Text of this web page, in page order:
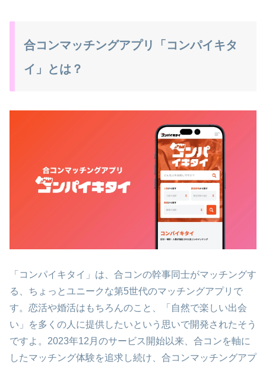
合コンマッチングアプリ「コンパイキタ
イ」とは？
「コンパイキタイ」は、合コンの幹事同士がマッチングす
る、ちょっとユニークな第5世代のマッチングアプリで
す。恋活や婚活はもちろんのこと、「自然で楽しい出会
い」を多くの人に提供したいという思いで開発されたそう
ですよ。2023年12月のサービス開始以来、合コンを軸に
したマッチング体験を追求し続け、合コンマッチングアプ